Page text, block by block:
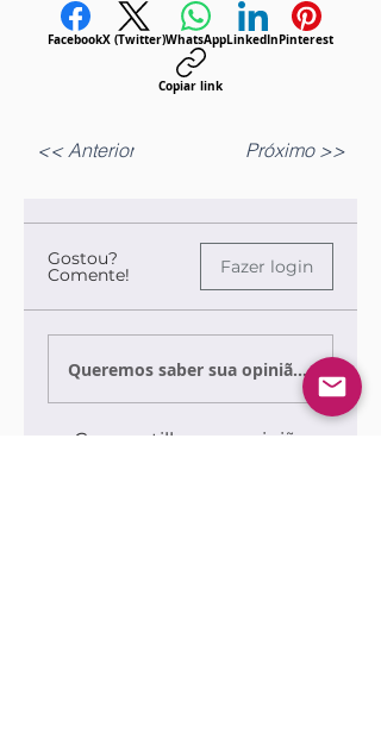
FacebookX (Twitter)WhatsAppLinkedInPinterest
Copiar link
<< Anterior Próximo >>
Gostou?
Comente! Fazer login
Queremos saber sua opinião sobre a
Compartilhe sua opinião